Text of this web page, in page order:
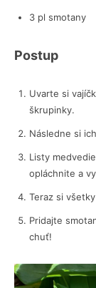
3 pl smotany
Postup
Uvarte si
škrupinky.
Následne si
Listy
opláchnite a
Teraz si
Pridajte
chuť!